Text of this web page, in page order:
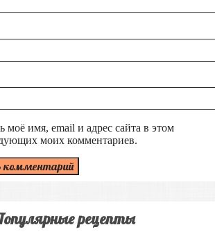
моё имя, email и адрес сайта в этом
моих комментариев.
рецепты